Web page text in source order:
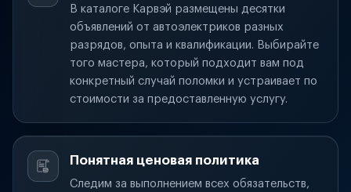
В каталоге Карвэй размещены десятки
объявлений от автоэлектриков разных
разрядов, опыта и квалификации. Выбирайте
того мастера, который подходит вам под
конкретный случай поломки и устраивает по
стоимости за предоставленную услугу.
Понятная ценовая политика
Следим за выполнением всех обязательств,